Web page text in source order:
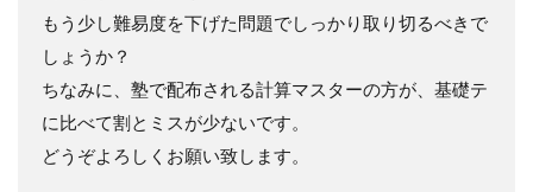
もう少し難易度を下げた問題でしっかり取り切るべきで
しょうか？
ちなみに、塾で配布される計算マスターの方が、基礎テ
に比べて割とミスが少ないです。
どうぞよろしくお願い致します。